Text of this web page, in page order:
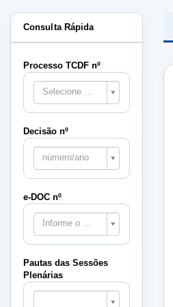
Consulta Rápida
Processo TCDF nº
Selecione o processo
Decisão nº
número/ano
e-DOC nº
Informe o e-DOC
Pautas das Sessões
Plenárias
Pautas